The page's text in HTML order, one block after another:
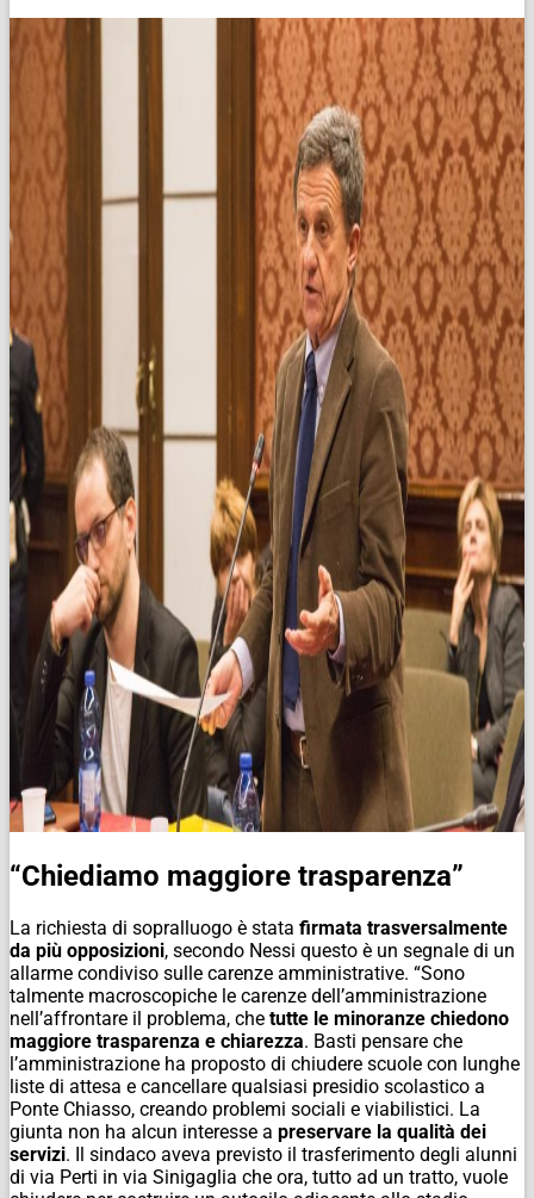
“Chiediamo maggiore trasparenza”
La richiesta di sopralluogo è stata firmata trasversalmente
da più opposizioni, secondo Nessi questo è un segnale di un
allarme condiviso sulle carenze amministrative. “Sono
talmente macroscopiche le carenze dell’amministrazione
nell’affrontare il problema, che tutte le minoranze chiedono
maggiore trasparenza e chiarezza. Basti pensare che
l’amministrazione ha proposto di chiudere scuole con lunghe
liste di attesa e cancellare qualsiasi presidio scolastico a
Ponte Chiasso, creando problemi sociali e viabilistici. La
giunta non ha alcun interesse a preservare la qualità dei
servizi. Il sindaco aveva previsto il trasferimento degli alunni
di via Perti in via Sinigaglia che ora, tutto ad un tratto, vuole